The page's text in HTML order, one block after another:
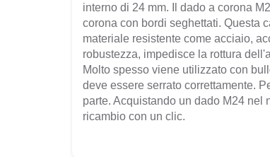
interno di 24 mm. Il dado a corona
corona con bordi seghettati. Questa
materiale resistente come acciaio,
robustezza, impedisce la rottura
Molto spesso viene utilizzato con
deve essere serrato correttamente.
parte. Acquistando un dado M24
ricambio con un clic.